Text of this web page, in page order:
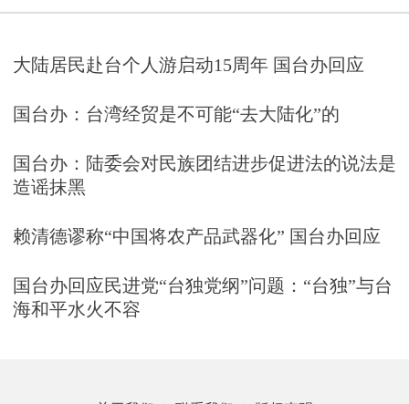
大陆居民赴台个人游启动15周年 国台办回应
国台办：台湾经贸是不可能“去大陆化”的
国台办：陆委会对民族团结进步促进法的说法是
造谣抹黑
赖清德谬称“中国将农产品武器化” 国台办回应
国台办回应民进党“台独党纲”问题：“台独”与台
海和平水火不容